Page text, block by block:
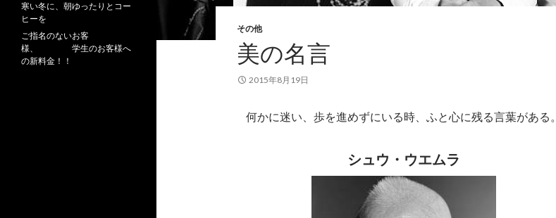
その他
美の名言
2015年8月19日
何かに迷い、歩を進めずにいる時、ふと心に残る言葉がある。
シュウ・ウエムラ
寒い冬に、朝ゆったりとコー
ヒーを
ご指名のないお客
様、 学生のお客様へ
の新料金！！